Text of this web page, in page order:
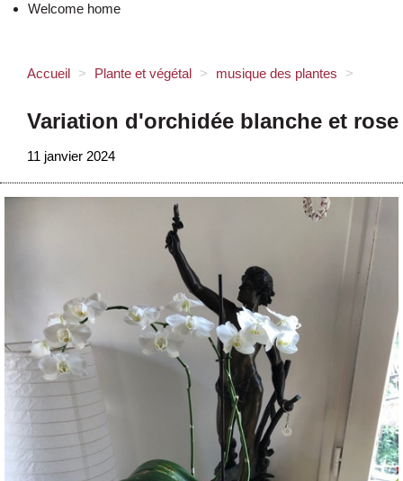
Welcome home
Accueil > Plante et végétal > musique des plantes >
Variation d'orchidée blanche et rose
11 janvier 2024